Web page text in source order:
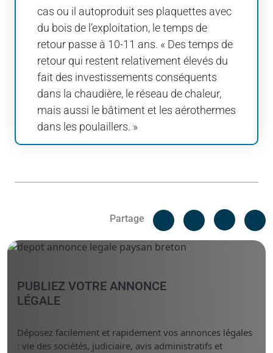
cas ou il autoproduit ses plaquettes avec
du bois de l’exploitation, le temps de
retour passe à 10-11 ans. « Des temps de
retour qui restent relativement élevés du
fait des investissements conséquents
dans la chaudière, le réseau de chaleur,
mais aussi le bâtiment et les aérothermes
dans les poulaillers. »
Partage
Facebook
Linked
PUBLIEZ VOTRE ANNONCE
LÉGALE
Déposez facilement et rapidement vos annonces légales
: vie des sociétés, judiciaire, avis administratifs et